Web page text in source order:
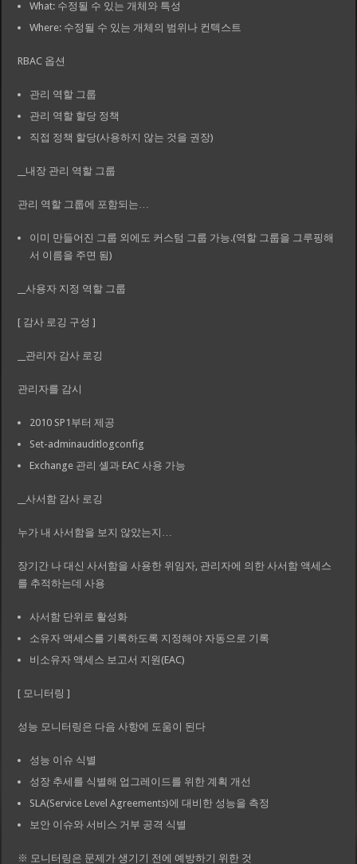
What: 수정될 수 있는 개체와 특성
Where: 수정될 수 있는 개체의 범위나 컨텍스트
RBAC 옵션
관리 역할 그룹
관리 역할 할당 정책
직접 정책 할당(사용하지 않는 것을 권장)
__내장 관리 역할 그룹
관리 역할 그룹에 포함되는…
이미 만들어진 그룹 외에도 커스텀 그룹 가능.(역할 그룹을 그루핑해
서 이름을 주면 됨)
__사용자 지정 역할 그룹
[ 감사 로깅 구성 ]
__관리자 감사 로깅
관리자를 감시
2010 SP1부터 제공
Set-adminauditlogconfig
Exchange 관리 셸과 EAC 사용 가능
__사서함 감사 로깅
누가 내 사서함을 보지 않았는지…
장기간 나 대신 사서함을 사용한 위임자, 관리자에 의한 사서함 액세스
를 추적하는데 사용
사서함 단위로 활성화
소유자 액세스를 기록하도록 지정해야 자동으로 기록
비소유자 액세스 보고서 지원(EAC)
[ 모니터링 ]
성능 모니터링은 다음 사항에 도움이 된다
성능 이슈 식별
성장 추세를 식별해 업그레이드를 위한 계획 개선
SLA(Service Level Agreements)에 대비한 성능을 측정
보안 이슈와 서비스 거부 공격 식별
※ 모니터링은 문제가 생기기 전에 예방하기 위한 것